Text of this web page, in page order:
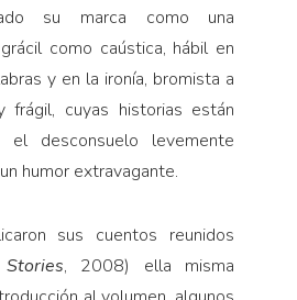
su marca como una
como caústica, hábil en
y en la ironía, bromista a
frágil, cuyas historias están
el desconsuelo levemente
humor extravagante.
sus cuentos reunidos
, 2008) ella misma